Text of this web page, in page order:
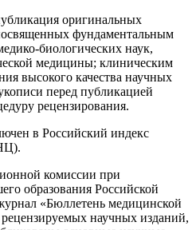
оригинальных
фундаментальным
биологических наук,
медицины; клиническим
высокого качества научных
перед публикацией
рецензирования.
в Российский индекс
комиссии при
образования Российской
«Бюллетень медицинской
научных изданий,